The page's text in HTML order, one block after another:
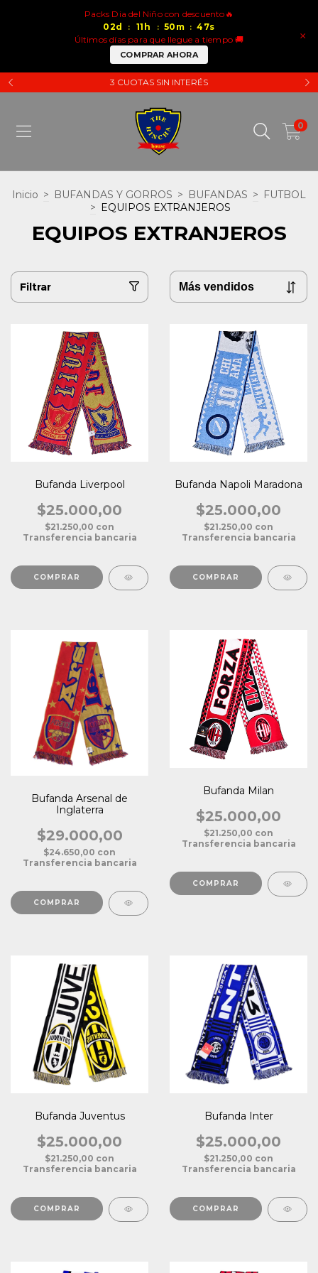
×
Packs Dia del Niño con descuento🔥
02d : 11 h : 50 m : 47s
Últimos días para que llegue a tiempo 🚚
COMPRAR AHORA
3 CUOTAS SIN INTERÉS
0
Inicio > BUFANDAS Y GORROS > BUFANDAS > FUTBOL
> EQUIPOS EXTRANJEROS
EQUIPOS EXTRANJEROS
Filtrar
Bufanda Liverpool
$25.000,00
$21.250,00 con
Transferencia bancaria
Bufanda Napoli Maradona
$25.000,00
$21.250,00 con
Transferencia bancaria
Bufanda Arsenal de
Inglaterra
$29.000,00
$24.650,00 con
Transferencia bancaria
Bufanda Milan
$25.000,00
$21.250,00 con
Transferencia bancaria
Bufanda Juventus
$25.000,00
$21.250,00 con
Transferencia bancaria
Bufanda Inter
$25.000,00
$21.250,00 con
Transferencia bancaria